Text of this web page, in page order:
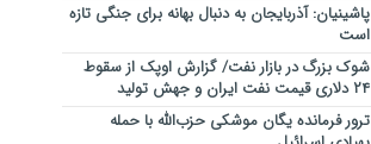
پاشینیان: آذربایجان به دنبال بهانه برای جنگی تازه
است
شوک بزرگ در بازار نفت/ گزارش اوپک از سقوط
۲۴ دلاری قیمت نفت ایران و جهش تولید
ترور فرمانده یگان موشکی حزب‌الله با حمله